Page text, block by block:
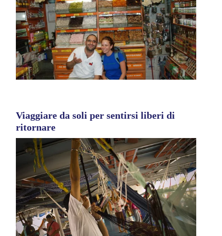
Viaggiare da soli per sentirsi liberi di
ritornare